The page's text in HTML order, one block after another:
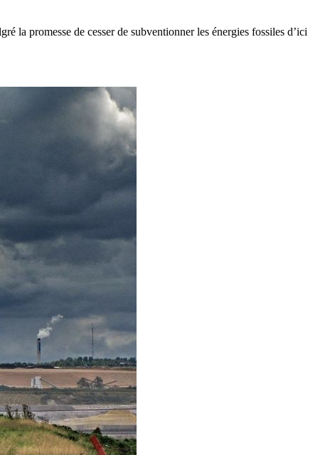
la promesse de cesser de subventionner les énergies fossiles d’ici